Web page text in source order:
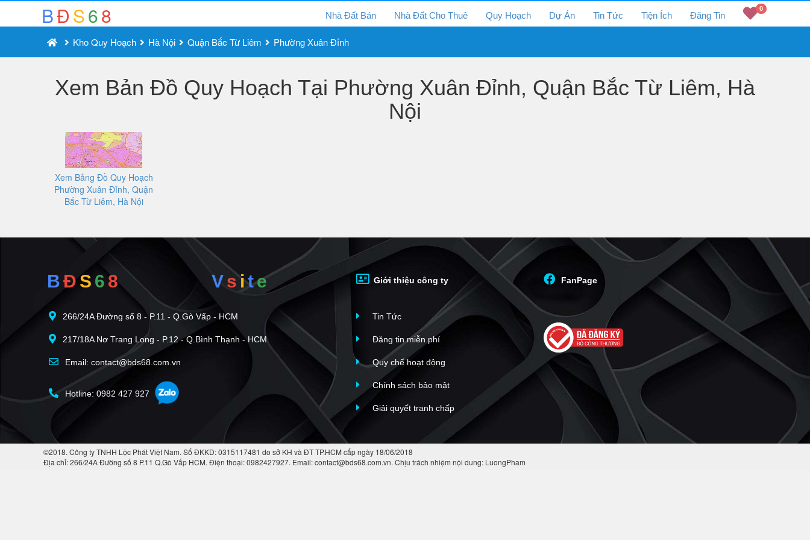
BĐS68 Nhà Đất Bán Nhà Đất Cho Thuê Quy Hoạch Dự Án Tin Tức Tiện Ích Đăng Tin
0
Kho Quy Hoạch Hà Nội Quận Bắc Từ Liêm Phường Xuân Đỉnh
Xem Bản Đồ Quy Hoạch Tại Phường Xuân Đỉnh, Quận Bắc Từ Liêm, Hà
Nội
Xem Bảng Đồ Quy Hoạch
Phường Xuân Đỉnh, Quận
Bắc Từ Liêm, Hà Nội
BĐ S 6 8 Vsite
266/24A Đường số 8 - P.11 - Q.Gò Vấp - HCM
217/18A Nơ Trang Long - P.12 - Q.Bình Thạnh - HCM
Email: contact@bds68.com.vn
Hotline: 0982 427 927
Giới thiệu công ty
Tin Tức
Đăng tin miễn phí
Quy chế hoạt động
Chính sách bảo mật
Giải quyết tranh chấp
FanPage
©2018. Công ty TNHH Lộc Phát Việt Nam. Số ĐKKD: 0315117481 do sở KH và ĐT TP.HCM cấp ngày 18/06/2018
Địa chỉ: 266/24A Đường số 8 P.11 Q.Gò Vấp HCM. Điện thoại: 0982427927. Email: contact@bds68.com.vn. Chịu trách nhiệm nội dung: LuongPham